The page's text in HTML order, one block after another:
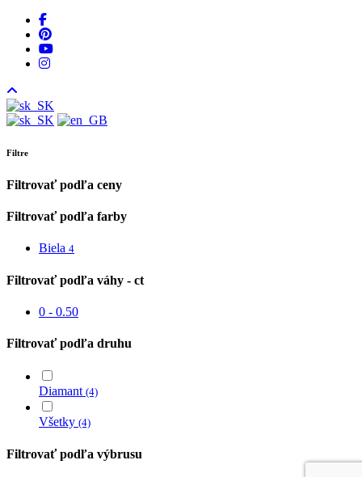
facebook
pinterest
youtube
instagram
Filtre
Filtrovať podľa ceny
Filtrovať podľa farby
Biela 4
Filtrovať podľa váhy - ct
0 - 0.50
Filtrovať podľa druhu
Diamant (4)
Všetky (4)
Filtrovať podľa výbrusu